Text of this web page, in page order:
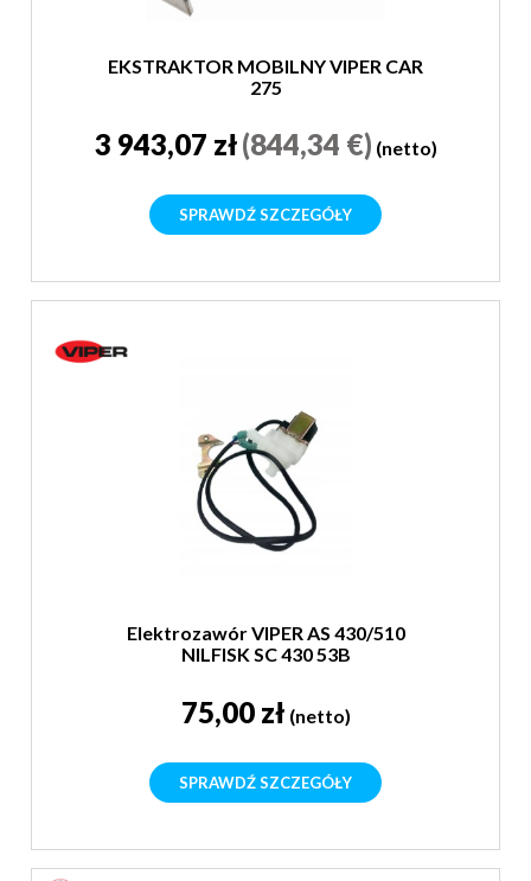
EKSTRAKTOR MOBILNY VIPER CAR
275
3 943,07 zł(844,34 €) (netto)
SPRAWDŹ SZCZEGÓŁY
Elektrozawór VIPER AS 430/510
NILFISK SC 430 53B
75,00 zł (netto)
SPRAWDŹ SZCZEGÓŁY